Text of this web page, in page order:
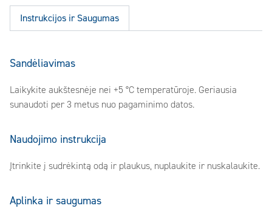
Instrukcijos ir Saugumas
Sandėliavimas
Laikykite aukštesnėje nei +5 °C temperatūroje. Geriausia
sunaudoti per 3 metus nuo pagaminimo datos.
Naudojimo instrukcija
Įtrinkite į sudrėkintą odą ir plaukus, nuplaukite ir nuskalaukite.
Aplinka ir saugumas